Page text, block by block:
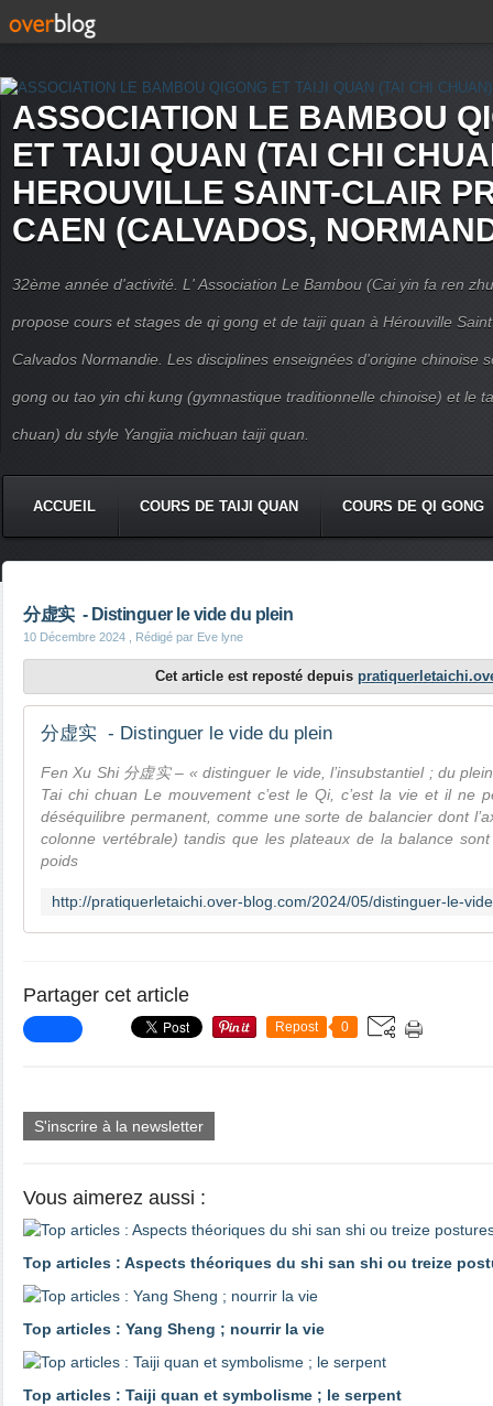
ASSOCIATION LE BAMBOU
ET TAIJI QUAN (TAI CHI
HEROUVILLE SAINT-CLAIR
CAEN (CALVADOS,
32ème année d'activité. L' Association Le Bambou (Cai yin fa ren
propose cours et stages de qi gong et de taiji quan à Hérouville
Calvados Normandie. Les disciplines enseignées d'origine chinoise
gong ou tao yin chi kung (gymnastique traditionnelle chinoise) et le
chuan) du style Yangjia michuan taiji quan.
ACCUEIL COURS DE TAIJI QUAN COURS DE QI GONG
分虚实 - Distinguer le vide du plein
10 Décembre 2024 , Rédigé par Eve lyne
Cet article est reposté depuis
分虚实 - Distinguer le vide du plein
Fen Xu Shi 分虚实 – « distinguer le vide, l’insubstantiel ; du
Tai chi chuan Le mouvement c’est le Qi, c’est la vie et il ne
déséquilibre permanent, comme une sorte de balancier dont
colonne vertébrale) tandis que les plateaux de la balance
poids
Partager cet article
Repost 0
S'inscrire à la newsletter
Vous aimerez aussi :
Top articles : Aspects théoriques du shi san shi ou treize
Top articles : Yang Sheng ; nourrir la vie
Top articles : Taiji quan et symbolisme ; le serpent